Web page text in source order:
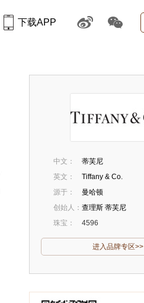
下载APP
中文：
蒂芙尼
英文：
Tiffany & Co.
源于：
曼哈顿
创始人： 查理斯 蒂芙尼
珠宝：
4596
进入品牌专区>>